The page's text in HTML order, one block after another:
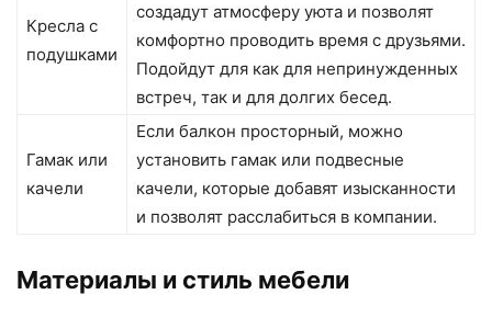
Кресла с
подушками
создадут атмосферу уюта и позволят
комфортно проводить время с друзьями.
Подойдут для как для непринужденных
встреч, так и для долгих бесед.
Гамак или
качели
Если балкон просторный, можно
установить гамак или подвесные
качели, которые добавят изысканности
и позволят расслабиться в компании.
Материалы и стиль мебели